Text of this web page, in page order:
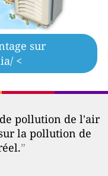
sur
<
pollution de l'air
la pollution de
”